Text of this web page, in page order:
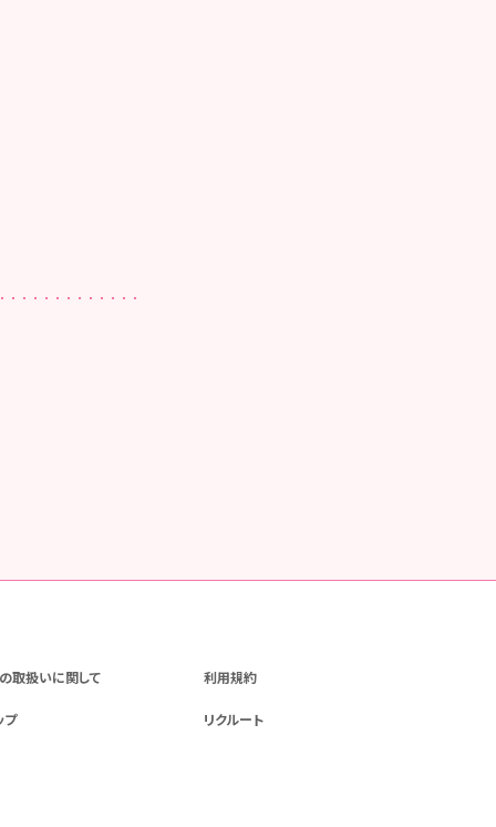
取扱いに関して 利用規約
プ リクルート